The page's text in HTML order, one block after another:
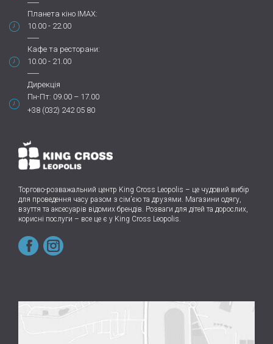
Планета кіно IMAX:
10.00 - 22.00
Кафе та ресторани:
10.00 - 21.00
Дирекція
Пн-Пт: 09.00 – 17.00
+38 (032) 242 05 80
Торгово-розважальний центр King Cross Leopolis – це чудовий вибір
для проведення часу разом з сім’єю та друзями. Магазини одягу,
взуття та аксесуарів відомих брендів. Розваги для дітей та дорослих,
корисні послуги – все це є у King Cross Leopolis.